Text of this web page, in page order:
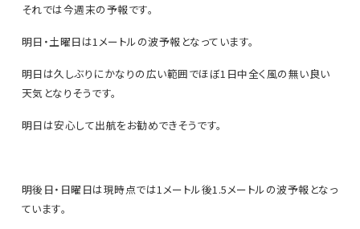
それでは今週末の予報です。
明日・土曜日は1メートルの波予報となっています。
明日は久しぶりにかなりの広い範囲でほぼ1日中全く風の無い良い
天気となりそうです。
明日は安心して出航をお勧めできそうです。
明後日・日曜日は現時点では1メートル後1.5メートルの波予報となっ
ています。